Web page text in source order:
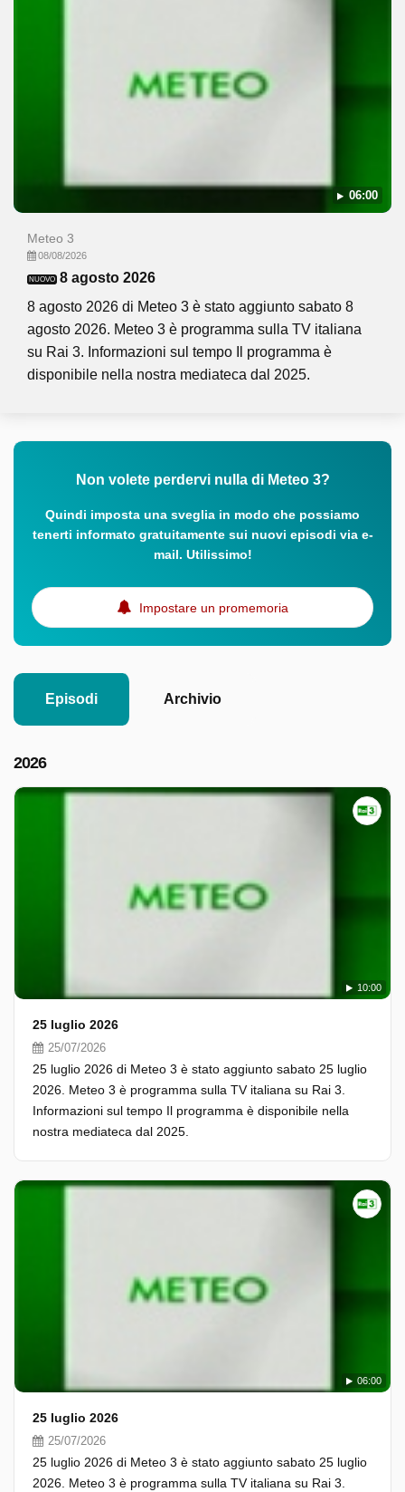
06:00
Meteo 3
08/08/2026
NUOVO 8 agosto 2026
8 agosto 2026 di Meteo 3 è stato aggiunto sabato 8
agosto 2026. Meteo 3 è programma sulla TV italiana
su Rai 3. Informazioni sul tempo Il programma è
disponibile nella nostra mediateca dal 2025.
Non volete perdervi nulla di Meteo 3?
Quindi imposta una sveglia in modo che possiamo
tenerti informato gratuitamente sui nuovi episodi via e-
mail. Utilissimo!
Impostare un promemoria
Episodi Archivio
2026
10:00
25 luglio 2026
25/07/2026
25 luglio 2026 di Meteo 3 è stato aggiunto sabato 25 luglio
2026. Meteo 3 è programma sulla TV italiana su Rai 3.
Informazioni sul tempo Il programma è disponibile nella
nostra mediateca dal 2025.
06:00
25 luglio 2026
25/07/2026
25 luglio 2026 di Meteo 3 è stato aggiunto sabato 25 luglio
2026. Meteo 3 è programma sulla TV italiana su Rai 3.